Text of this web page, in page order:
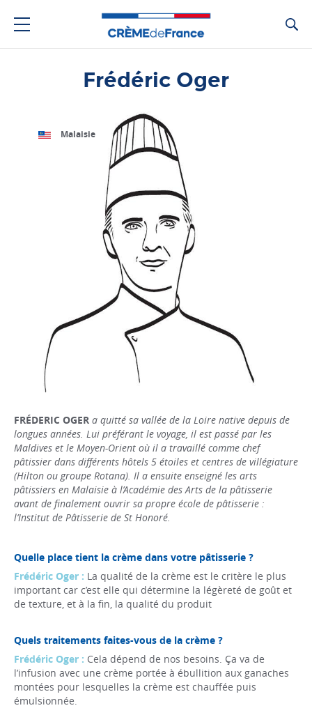
Frédéric Oger
Malaisie
FRÉDERIC OGER a quitté sa vallée de la Loire native depuis de
longues années. Lui préférant le voyage, il est passé par les
Maldives et le Moyen-Orient où il a travaillé comme chef
pâtissier dans différents hôtels 5 étoiles et centres de villégiature
(Hilton ou groupe Rotana). Il a ensuite enseigné les arts
pâtissiers en Malaisie à l’Académie des Arts de la pâtisserie
avant de finalement ouvrir sa propre école de pâtisserie :
l’Institut de Pâtisserie de St Honoré.
Quelle place tient la crème dans votre pâtisserie ?
Frédéric Oger : La qualité de la crème est le critère le plus
important car c’est elle qui détermine la légèreté de goût et
de texture, et à la fin, la qualité du produit
Quels traitements faites-vous de la crème ?
Frédéric Oger : Cela dépend de nos besoins. Ça va de
l’infusion avec une crème portée à ébullition aux ganaches
montées pour lesquelles la crème est chauffée puis
émulsionnée.